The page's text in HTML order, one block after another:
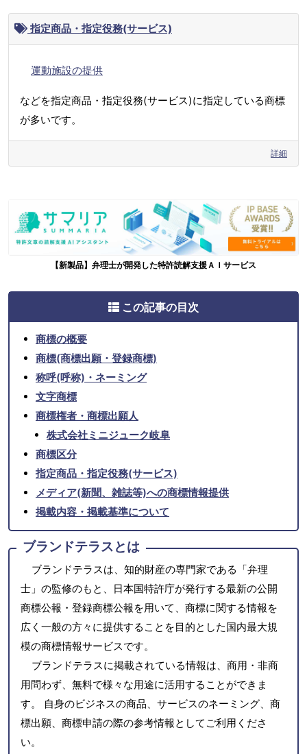
指定商品・指定役務(サービス)
運動施設の提供
などを指定商品・指定役務(サービス)に指定している商標
が多いです。
詳細
【新製品】弁理士が開発した特許読解支援ＡＩサービス
この記事の目次
商標の概要
商標(商標出願・登録商標)
称呼(呼称)・ネーミング
文字商標
商標権者・商標出願人
株式会社ミニジューク岐阜
商標区分
指定商品・指定役務(サービス)
メディア(新聞、雑誌等)への商標情報提供
掲載内容・掲載基準について
ブランドテラスとは
ブランドテラスは、知的財産の専門家である「弁理
士」の監修のもと、日本国特許庁が発行する最新の公開
商標公報・登録商標公報を用いて、商標に関する情報を
広く一般の方々に提供することを目的とした国内最大規
模の商標情報サービスです。
ブランドテラスに掲載されている情報は、商用・非商
用問わず、無料で様々な用途に活用することができま
す。 自身のビジネスの商品、サービスのネーミング、商
標出願、商標申請の際の参考情報としてご利用くださ
い。